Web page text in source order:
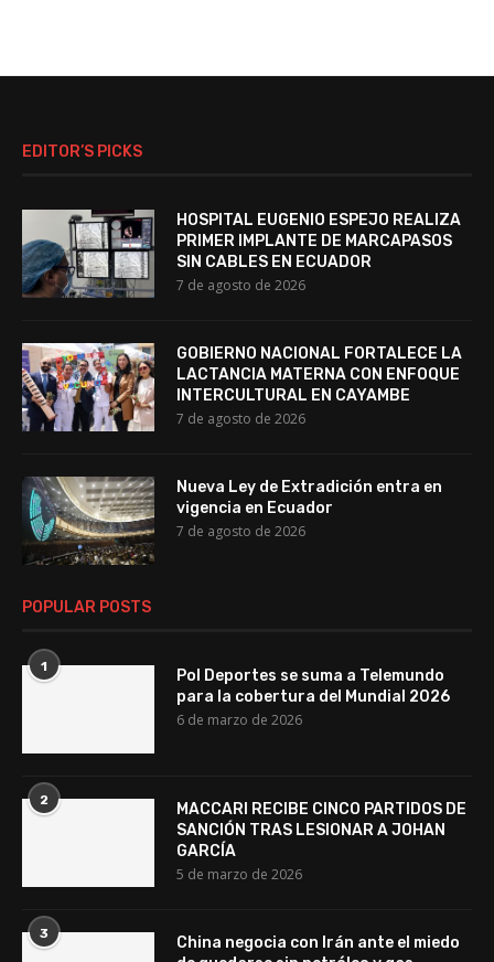
EDITOR’S PICKS
HOSPITAL EUGENIO ESPEJO REALIZA
PRIMER IMPLANTE DE MARCAPASOS
SIN CABLES EN ECUADOR
7 de agosto de 2026
GOBIERNO NACIONAL FORTALECE LA
LACTANCIA MATERNA CON ENFOQUE
INTERCULTURAL EN CAYAMBE
7 de agosto de 2026
Nueva Ley de Extradición entra en
vigencia en Ecuador
7 de agosto de 2026
POPULAR POSTS
1
Pol Deportes se suma a Telemundo
para la cobertura del Mundial 2026
6 de marzo de 2026
2
MACCARI RECIBE CINCO PARTIDOS DE
SANCIÓN TRAS LESIONAR A JOHAN
GARCÍA
5 de marzo de 2026
3
China negocia con Irán ante el miedo